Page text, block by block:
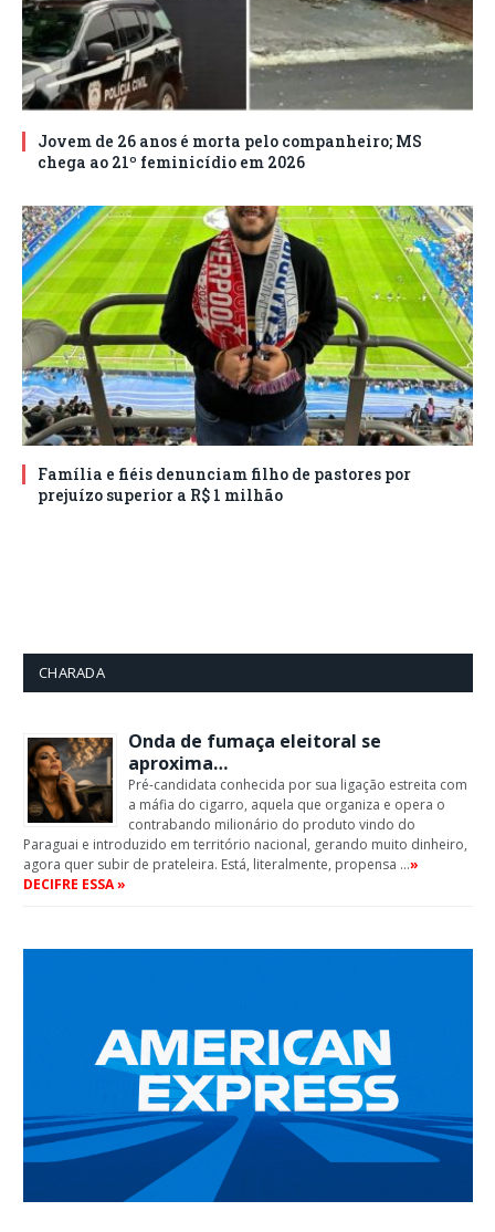
Jovem de 26 anos é morta pelo companheiro; MS
chega ao 21º feminicídio em 2026
Família e fiéis denunciam filho de pastores por
prejuízo superior a R$ 1 milhão
CHARADA
Onda de fumaça eleitoral se
aproxima…
Pré-candidata conhecida por sua ligação estreita com
a máfia do cigarro, aquela que organiza e opera o
contrabando milionário do produto vindo do
Paraguai e introduzido em território nacional, gerando muito dinheiro,
agora quer subir de prateleira. Está, literalmente, propensa …»
DECIFRE ESSA »